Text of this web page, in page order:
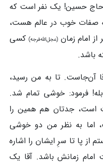
حاج حسین! یک نفر است که
صفات خوب در عالم هست،
امام زمان(عجل‌الله‌فرجه) کسی
باشد.
آن‌جاست. تا به من رسید،
فرمود: خوشی تمام شد.
است، جدتان هم همین را
اما به نظر من دو خوشی
پا تا سرِ ایشان را اشاره
زمانش باشد. آقا یک